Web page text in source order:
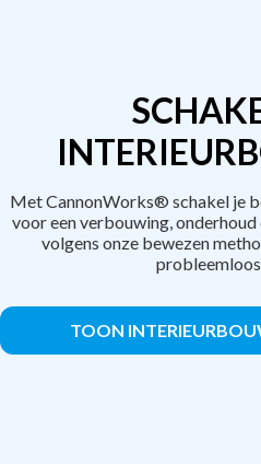
Met CannonWorks® schakel je
voor een verbouwing,
volgens onze bewezen
TOON